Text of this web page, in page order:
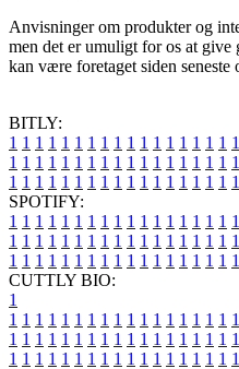
Anvisninger om produkter og
men det er umuligt for os at
kan være foretaget siden seneste
BITLY:
1 1 1 1 1 1 1 1 1 1 1 1 1 1 1 1 1 1
1 1 1 1 1 1 1 1 1 1 1 1 1 1 1 1 1 1
1 1 1 1 1 1 1 1 1 1 1 1 1 1 1 1 1 1
SPOTIFY:
1 1 1 1 1 1 1 1 1 1 1 1 1 1 1 1 1 1
1 1 1 1 1 1 1 1 1 1 1 1 1 1 1 1 1 1
1 1 1 1 1 1 1 1 1 1 1 1 1 1 1 1 1 1
CUTTLY BIO:
1
1 1 1 1 1 1 1 1 1 1 1 1 1 1 1 1 1 1
1 1 1 1 1 1 1 1 1 1 1 1 1 1 1 1 1 1
1 1 1 1 1 1 1 1 1 1 1 1 1 1 1 1 1 1